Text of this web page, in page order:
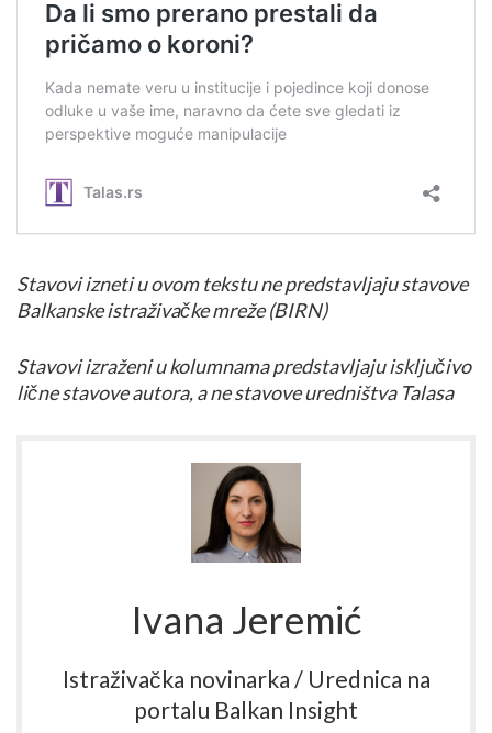
Stavovi izneti u ovom tekstu ne predstavljaju stavove
Balkanske istraživačke mreže (BIRN)
Stavovi izraženi u kolumnama predstavljaju isključivo
lične stavove autora, a ne stavove uredništva Talasa
Ivana Jeremić
Istraživačka novinarka / Urednica na
portalu Balkan Insight